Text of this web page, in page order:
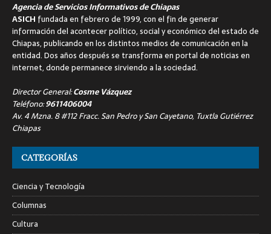
Agencia de Servicios Informativos de Chiapas
ASICH fundada en febrero de 1999, con el fin de generar
información del acontecer político, social y económico del estado de
Chiapas, publicando en los distintos medios de comunicación en la
entidad. Dos años después se transforma en portal de noticias en
internet, donde permanece sirviendo a la sociedad.
Director General:Cosme Vázquez
Teléfono:9611406004
Av. 4 Mzna. 8 #112 Fracc. San Pedro y San Cayetano, Tuxtla Gutiérrez
Chiapas
CATEGORÍAS
Ciencia y Tecnología
Columnas
Cultura